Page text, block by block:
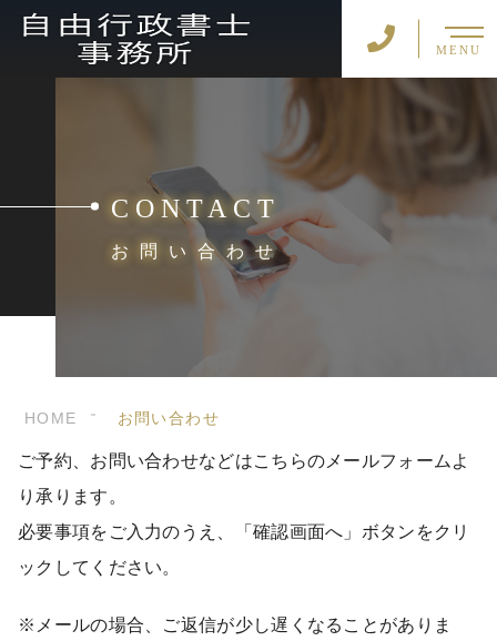
MENU
CONTACT
お問い合わせ
HOME お問い合わせ
ご予約、お問い合わせなどはこちらのメールフォームよ
り承ります。
必要事項をご入力のうえ、「確認画面へ」ボタンをクリ
ックしてください。
※メールの場合、ご返信が少し遅くなることがありま